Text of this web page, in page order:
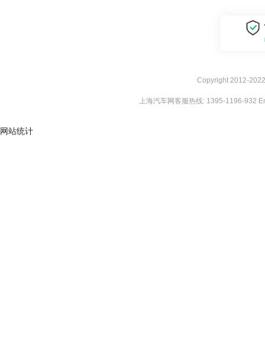
Copyright 2012-
上海汽车网客服热线: 1395-1196-932
网站统计